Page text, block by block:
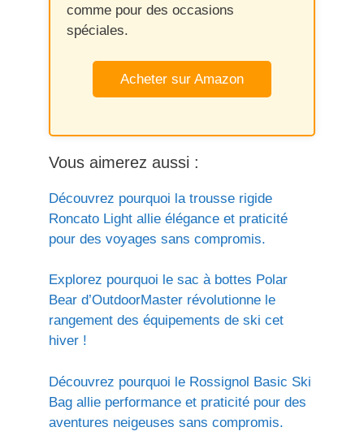
comme pour des occasions
spéciales.
Acheter sur Amazon
Vous aimerez aussi :
Découvrez pourquoi la trousse rigide
Roncato Light allie élégance et praticité
pour des voyages sans compromis.
Explorez pourquoi le sac à bottes Polar
Bear d’OutdoorMaster révolutionne le
rangement des équipements de ski cet
hiver !
Découvrez pourquoi le Rossignol Basic Ski
Bag allie performance et praticité pour des
aventures neigeuses sans compromis.